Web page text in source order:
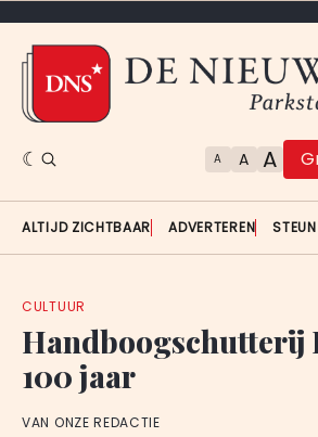
A A A
ALTIJD ZICHTBAAR ADVERTEREN
CULTUUR
Handboogschutterij
100 jaar
VAN ONZE REDACTIE